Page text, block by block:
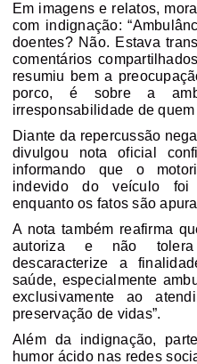
Em imagens e relatos,
com indignação: “
doentes? Não. Estava
comentários
resumiu bem a
porco, é sobre a
irresponsabilidade de
Diante da repercussão
divulgou nota oficial
informando que o
indevido do veículo foi
enquanto os fatos são
A nota também reafirma
autoriza e não
descaracterize a
saúde, especialmente
exclusivamente ao
preservação de vidas”.
Além da indignação,
humor ácido nas redes